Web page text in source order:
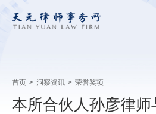
首页 > 洞察资讯 > 荣誉奖项
本所合伙人孙彦律